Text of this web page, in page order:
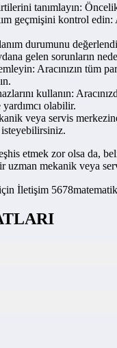
tanımlayın:
geçmişini kontrol
durumunu
gelen sorunların
Aracınızın tüm
kullanın:
olabilir.
veya servis
teşhis etmek zor olsa da,
uzman mekanik veya
İletişim